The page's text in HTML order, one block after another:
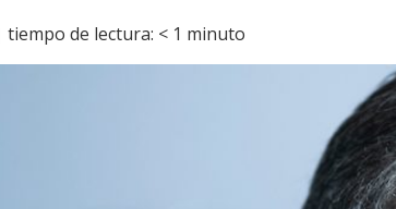
tiempo de lectura: < 1 minuto